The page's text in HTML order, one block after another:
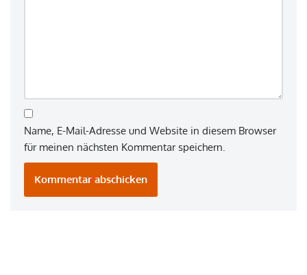
Name, E-Mail-Adresse und Website in diesem Browser
für meinen nächsten Kommentar speichern.